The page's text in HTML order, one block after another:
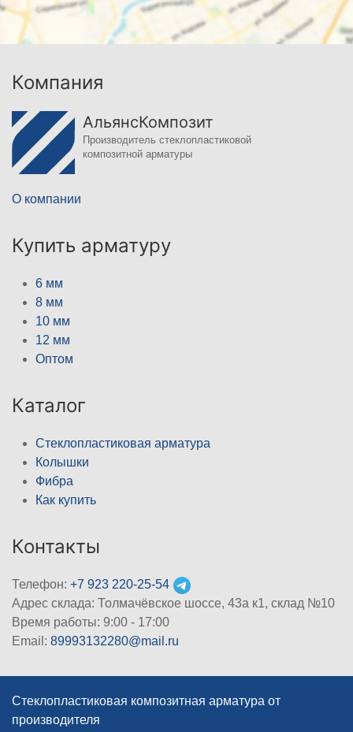
Компания
АльянсКомпозит
Производитель стеклопластиковой
композитной арматуры
О компании
Купить арматуру
6 мм
8 мм
10 мм
12 мм
Оптом
Каталог
Стеклопластиковая арматура
Колышки
Фибра
Как купить
Контакты
Телефон: +7 923 220-25-54
Адрес склада: Толмачёвское шоссе, 43а к1, склад №10
Время работы: 9:00 - 17:00
Email: 89993132280@mail.ru
Стеклопластиковая композитная арматура от
производителя